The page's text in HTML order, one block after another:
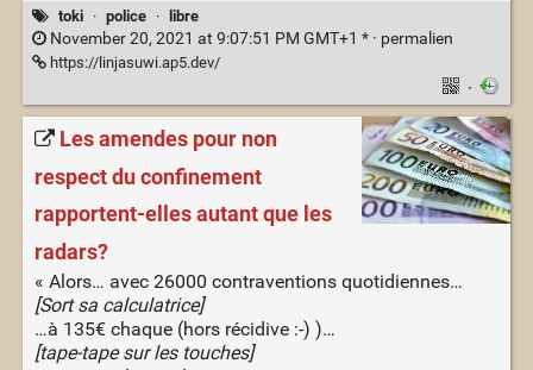
toki · police · libre
November 20, 2021 at 9:07:51 PM GMT+1 * · permalien
https://linjasuwi.ap5.dev/
·
Les amendes pour non
respect du confinement
rapportent-elles autant que les
radars?
« Alors… avec 26000 contraventions quotidiennes…
[Sort sa calculatrice]
…à 135€ chaque (hors récidive :-) )…
[tape-tape sur les touches]